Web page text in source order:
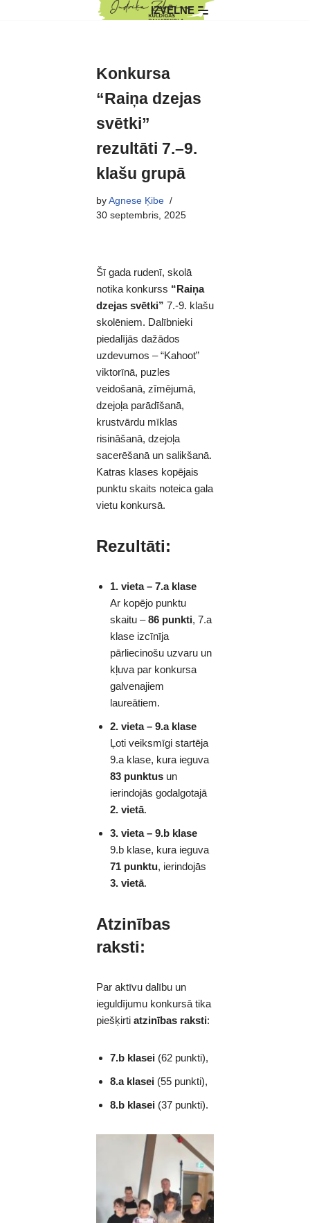
IZVĒLNE
Konkursa
“Raiņa dzejas
svētki”
rezultāti 7.–9.
klašu grupā
by Agnese Ķibe
30 septembris, 2025
Šī gada rudenī, skolā
notika konkurss “Raiņa
dzejas svētki” 7.-9. klašu
skolēniem. Dalībnieki
piedalījās dažādos
uzdevumos – “Kahoot”
viktorīnā, puzles
veidošanā, zīmējumā,
dzejoļa parādīšanā,
krustvārdu mīklas
risināšanā, dzejoļa
sacerēšanā un salikšanā.
Katras klases kopējais
punktu skaits noteica gala
vietu konkursā.
Rezultāti:
1. vieta – 7.a klase
Ar kopējo punktu
skaitu –86 punkti, 7.a
klase izcīnīja
pārliecinošu uzvaru un
kļuva par konkursa
galvenajiem
laureātiem.
2. vieta – 9.a klase
Ļoti veiksmīgi startēja
9.a klase, kura ieguva
83 punktus un
ierindojās godalgotajā
2. vietā.
3. vieta – 9.b klase
9.b klase, kura ieguva
71 punktu, ierindojās
3. vietā.
Atzinības
raksti:
Par aktīvu dalību un
ieguldījumu konkursā tika
piešķirti atzinības raksti:
7.b klasei (62 punkti),
8.a klasei (55 punkti),
8.b klasei (37 punkti).